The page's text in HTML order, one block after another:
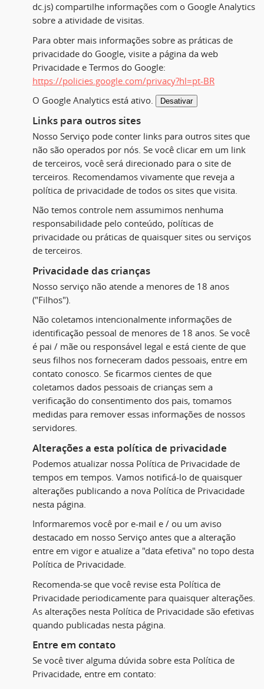
dc.js) compartilhe informações com o Google Analytics
sobre a atividade de visitas.
Para obter mais informações sobre as práticas de
privacidade do Google, visite a página da web
Privacidade e Termos do Google:
https://policies.google.com/privacy?hl=pt-BR
O Google Analytics está ativo.
Desativar
Links para outros sites
Nosso Serviço pode conter links para outros sites que
não são operados por nós. Se você clicar em um link
de terceiros, você será direcionado para o site de
terceiros. Recomendamos vivamente que reveja a
política de privacidade de todos os sites que visita.
Não temos controle nem assumimos nenhuma
responsabilidade pelo conteúdo, políticas de
privacidade ou práticas de quaisquer sites ou serviços
de terceiros.
Privacidade das crianças
Nosso serviço não atende a menores de 18 anos
("Filhos").
Não coletamos intencionalmente informações de
identificação pessoal de menores de 18 anos. Se você
é pai / mãe ou responsável legal e está ciente de que
seus filhos nos forneceram dados pessoais, entre em
contato conosco. Se ficarmos cientes de que
coletamos dados pessoais de crianças sem a
verificação do consentimento dos pais, tomamos
medidas para remover essas informações de nossos
servidores.
Alterações a esta política de privacidade
Podemos atualizar nossa Política de Privacidade de
tempos em tempos. Vamos notificá-lo de quaisquer
alterações publicando a nova Política de Privacidade
nesta página.
Informaremos você por e-mail e / ou um aviso
destacado em nosso Serviço antes que a alteração
entre em vigor e atualize a "data efetiva" no topo desta
Política de Privacidade.
Recomenda-se que você revise esta Política de
Privacidade periodicamente para quaisquer alterações.
As alterações nesta Política de Privacidade são efetivas
quando publicadas nesta página.
Entre em contato
Se você tiver alguma dúvida sobre esta Política de
Privacidade, entre em contato: